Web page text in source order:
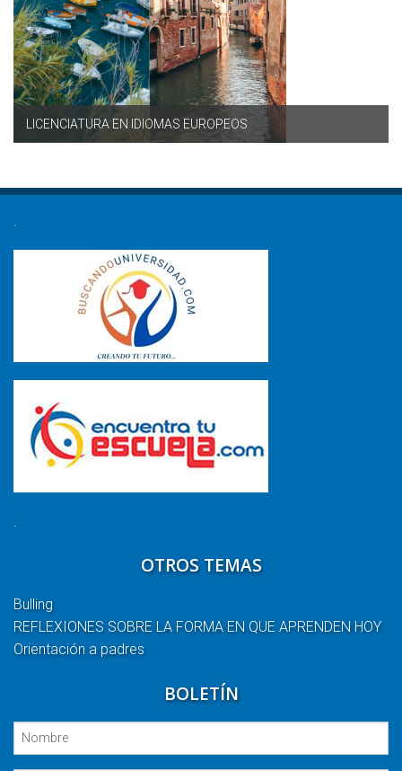
LICENCIATURA EN IDIOMAS EUROPEOS
.
.
OTROS TEMAS
Bulling
REFLEXIONES SOBRE LA FORMA EN QUE APRENDEN HOY
Orientación a padres
BOLETÍN